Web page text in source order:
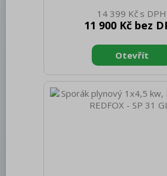
10.50 Šířka brutto [mm]:
brutto [mm]: 366 Výška
spotřebiče: Plynové zařízení
typ zařízení: Stolní Výkon
6.600 Druh připojení plynu:
propan butan Stupeň krytí
prvků: IPX4 Materiál: AISI
deska, AISI 430 opláštění
14 399 Kč
11 900 Kč bez